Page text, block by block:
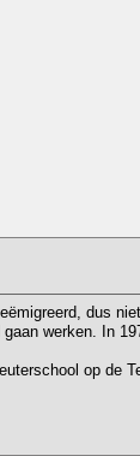
dus
werken. In
op de